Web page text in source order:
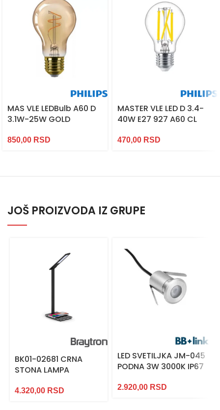
MAS VLE LEDBulb A60 D
3.1W-25W GOLD
850,00 RSD
MASTER VLE LED D 3.4-
40W E27 927 A60 CL
470,00 RSD
JOŠ PROIZVODA IZ GRUPE
BK01-02681 CRNA
STONA LAMPA
4.320,00 RSD
LED SVETILJKA JM-045
PODNA 3W 3000K IP67
2.920,00 RSD